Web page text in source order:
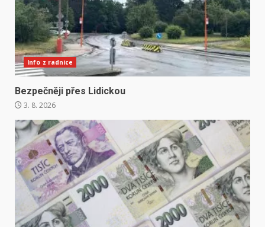
Info z radnice
Bezpečněji přes Lidickou
3. 8. 2026